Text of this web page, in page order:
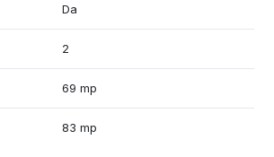
Da
2
69 mp
83 mp